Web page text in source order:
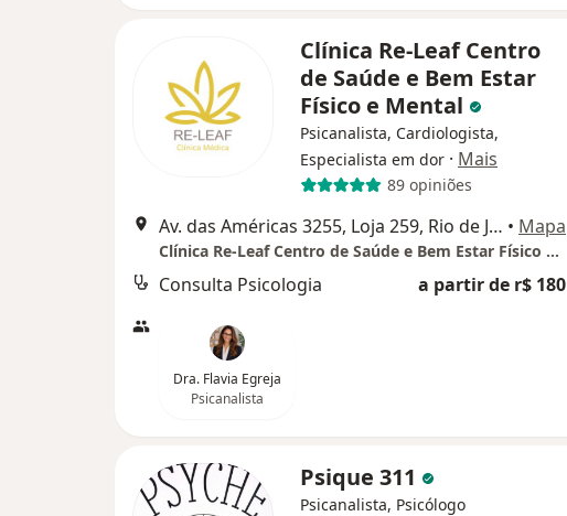
Clínica Re-Leaf Centro
de Saúde e Bem Estar
Físico e Mental
Psicanalista, Cardiologista,
Especialista em dor · Mais
89 opiniões
Av. das Américas 3255, Loja 259, Rio de Janeiro • Mapa
Clínica Re-Leaf Centro de Saúde e Bem Estar Físico e Mental
Consulta Psicologia a partir de r$ 180
Dra. Flavia Egreja
Psicanalista
Psique 311
Psicanalista, Psicólogo